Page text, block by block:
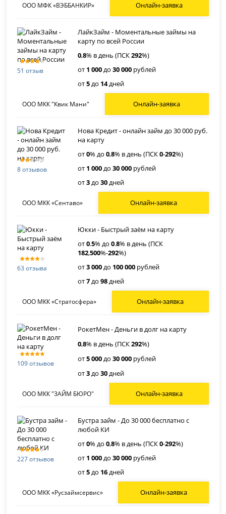
ООО МФК «ВЭББАНКИР» Онлайн-заявка
51 отзыв
ЛайкЗайм - Моментальные займы на
карту по всей России
0,8% в день (ПСК292%)
от 1 000до30 000 рублей
от5до 14дней
ООО МКК "Квик Мани" Онлайн-заявка
8 отзывов
Нова Кредит - онлайн займ до 30 000 руб.
на карту
от0% до0,8% в день (ПСК0-292%)
от 1 000до30 000 рублей
от3до30дней
ООО МКК «Сентаво» Онлайн-заявка
63 отзыва
Юкки - Быстрый заём на карту
от0.5% до0.8% в день (ПСК
182,500%-292%)
от3 000до 100 000 рублей
от7до98дней
ООО МКК «Стратосфера» Онлайн-заявка
109 отзывов
РокетМен - Деньги в долг на карту
0,8% в день (ПСК292%)
от5 000до30 000 рублей
от3до30дней
ООО МКК "ЗАЙМ БЮРО" Онлайн-заявка
227 отзывов
Бустра займ - До 30 000 бесплатно с
любой КИ
от0% до0,8% в день (ПСК0-292%)
от 1 000до30 000 рублей
от5до 16дней
ООО МКК «Русзаймсервис» Онлайн-заявка